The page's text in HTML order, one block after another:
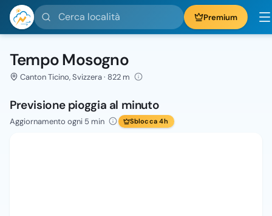
Cerca località Premium
Tempo Mosogno
Canton Ticino, Svizzera · 822 m
Previsione pioggia al minuto
Aggiornamento ogni 5 min Sblocca 4h